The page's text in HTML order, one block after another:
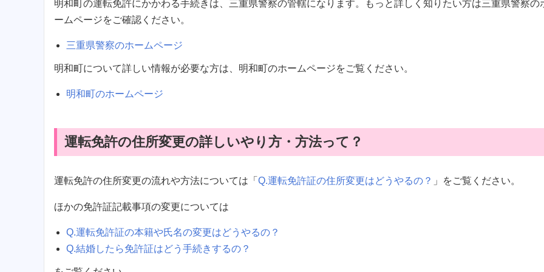
明和町の運転免許にかかわる手続きは、三重県警察の管轄になります。もっと詳しく知りたい方は三重県警察の
ームページをご確認ください。
三重県警察のホームページ
明和町について詳しい情報が必要な方は、明和町のホームページをご覧ください。
明和町のホームページ
運転免許の住所変更の詳しいやり方・方法って？
運転免許の住所変更の流れや方法については「 Q.運転免許証の住所変更はどうやるの？ 」をご覧ください。
ほかの免許証記載事項の変更については
Q.運転免許証の本籍や氏名の変更はどうやるの？
Q.結婚したら免許証はどう手続きするの？